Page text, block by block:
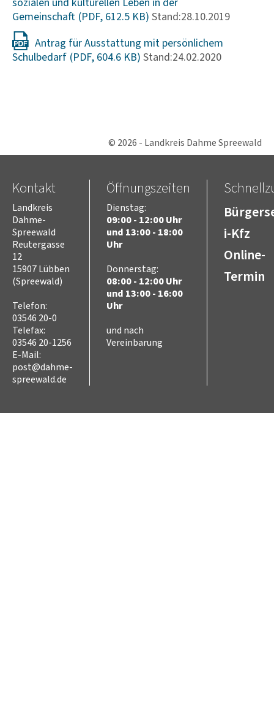
Gemeinschaft
Stand:28.10.2019
Antrag für Ausstattung mit persönlichem
Schulbedarf
Stand:24.02.2020
© 2026 - Landkreis Dahme Spreewald
Kontakt
Landkreis
Dahme-
Spreewald
Reutergasse
12
15907 Lübben
(Spreewald)
Telefon:
03546 20-0
Telefax:
03546 20-1256
E-Mail:
post@dahme-
spreewald.de
Öffnungszeiten
Dienstag:
09:00 - 12:00 Uhr
und 13:00 - 18:00
Uhr
Donnerstag:
08:00 - 12:00 Uhr
und 13:00 - 16:00
Uhr
und nach
Vereinbarung
i-Kfz
Online-
Termin